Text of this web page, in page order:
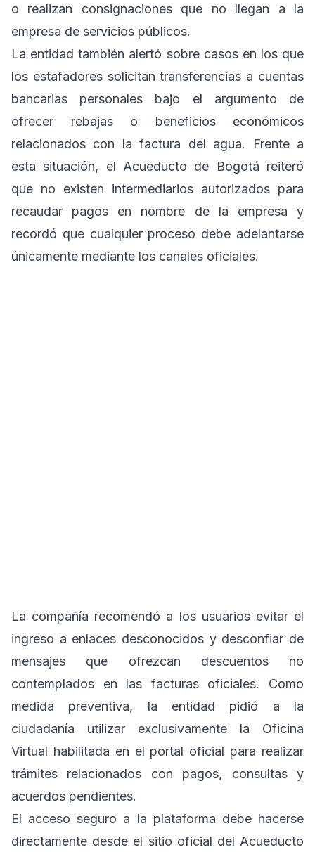
o realizan consignaciones que no llegan a la
empresa de servicios públicos.
La entidad también alertó sobre casos en los que
los estafadores solicitan transferencias a cuentas
bancarias personales bajo el argumento de
ofrecer rebajas o beneficios económicos
relacionados con la factura del agua. Frente a
esta situación, el Acueducto de Bogotá reiteró
que no existen intermediarios autorizados para
recaudar pagos en nombre de la empresa y
recordó que cualquier proceso debe adelantarse
únicamente mediante los canales oficiales.
La compañía recomendó a los usuarios evitar el
ingreso a enlaces desconocidos y desconfiar de
mensajes que ofrezcan descuentos no
contemplados en las facturas oficiales. Como
medida preventiva, la entidad pidió a la
ciudadanía utilizar exclusivamente la Oficina
Virtual habilitada en el portal oficial para realizar
trámites relacionados con pagos, consultas y
acuerdos pendientes.
El acceso seguro a la plataforma debe hacerse
directamente desde el sitio oficial del Acueducto